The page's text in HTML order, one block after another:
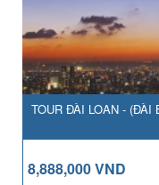
TOUR ĐÀI LOAN - (ĐÀI
8,888,000 VND